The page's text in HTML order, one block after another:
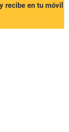
recibe en tu móvil